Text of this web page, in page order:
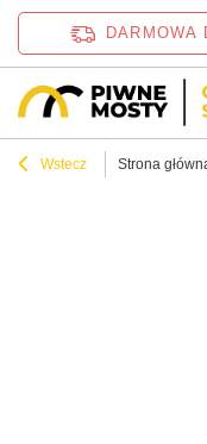
DARMOWA
Wstecz Strona